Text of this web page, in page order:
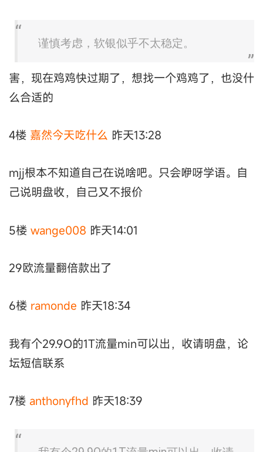
谨慎考虑，软银似乎不太稳定。
害，现在鸡鸡快过期了，想找一个鸡鸡了，也没什
么合适的
4楼 嘉然今天吃什么 昨天13:28
mjj根本不知道自己在说啥吧。只会咿呀学语。自
己说明盘收，自己又不报价
5楼 wange008 昨天14:01
29欧流量翻倍款出了
6楼 ramonde 昨天18:34
我有个29.9O的1T流量min可以出，收请明盘，论
坛短信联系
7楼 anthonyfhd 昨天18:39